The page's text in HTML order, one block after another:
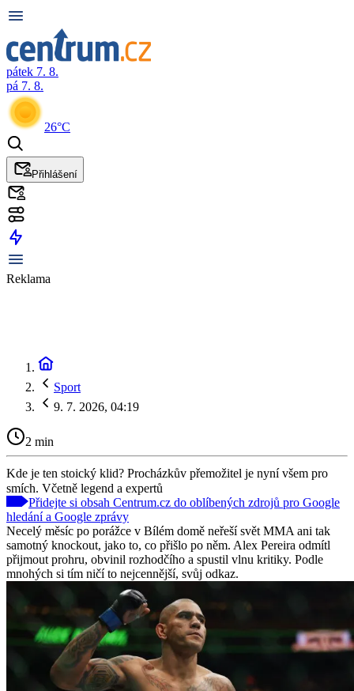
pátek 7. 8.
pá 7. 8.
26°C
Přihlášení
Reklama
Sport
9. 7. 2026, 04:19
2 min
Kde je ten stoický klid? Procházkův přemožitel je nyní všem pro
smích. Včetně legend a expertů
Přidejte si obsah Centrum.cz do oblíbených zdrojů pro Google
hledání a Google zprávy
Necelý měsíc po porážce v Bílém domě neřeší svět MMA ani tak
samotný knockout, jako to, co přišlo po něm. Alex Pereira odmítl
přijmout prohru, obvinil rozhodčího a spustil vlnu kritiky. Podle
mnohých si tím ničí to nejcennější, svůj odkaz.